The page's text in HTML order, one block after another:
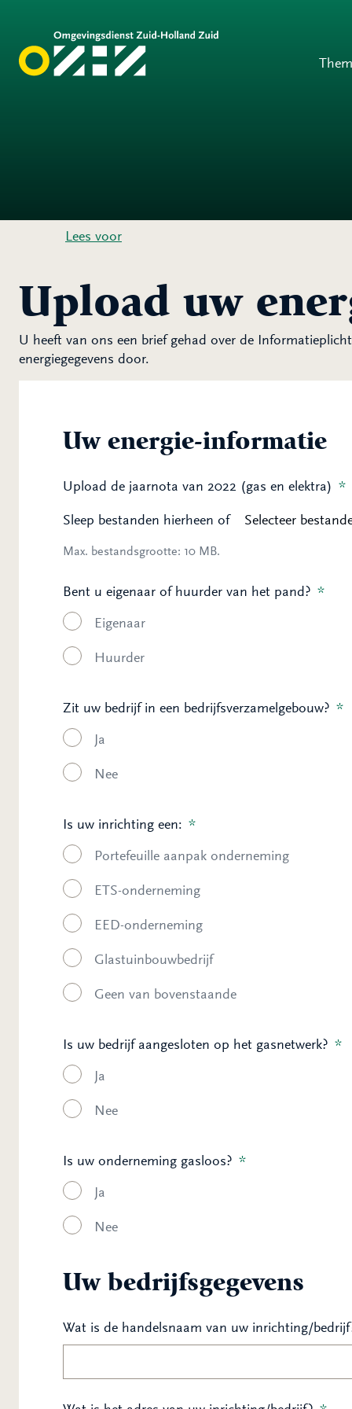
Lees voor
Upload uw
U heeft van ons een brief gehad over de
energiegegevens door.
Uw energie-informatie
Upload de jaarnota van 2022 (gas en elektra) *
Sleep bestanden hierheen of Selecteer
Max. bestandsgrootte: 10 MB.
Bent u eigenaar of huurder van het pand? *
Eigenaar
Huurder
Zit uw bedrijf in een bedrijfsverzamelgebouw? *
Ja
Nee
Is uw inrichting een: *
Portefeuille aanpak onderneming
ETS-onderneming
EED-onderneming
Glastuinbouwbedrijf
Geen van bovenstaande
Is uw bedrijf aangesloten op het gasnetwerk? *
Ja
Nee
Is uw onderneming gasloos? *
Ja
Nee
Uw bedrijfsgegevens
Wat is de handelsnaam van uw inrichting/